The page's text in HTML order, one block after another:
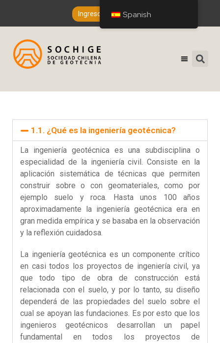
Ingreso de Socios
1.1. ¿Qué es la ingeniería geotécnica?
La ingeniería geotécnica es una subdisciplina o
especialidad de la ingeniería civil. Consiste en la
aplicación sistemática de técnicas que permiten
construir sobre o con geomateriales, como por
ejemplo suelo y roca. Hasta unos 100 años
aproximadamente la ingeniería geotécnica era en
gran medida empírica y se basaba en la observación
y la reflexión cuidadosa.
La ingeniería geotécnica es un componente crítico
en casi todos los proyectos de ingeniería civil, ya
que todo tipo de obra de construcción está
relacionada con el suelo, y por lo tanto, su diseño
dependerá de las propiedades del suelo sobre el
cual se apoyan las fundaciones. Es por esto que los
ingenieros geotécnicos desarrollan un papel
fundamental en todos los proyectos de
Spanish